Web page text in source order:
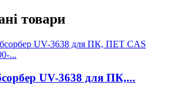
товари
UV-3638 для ПК,...